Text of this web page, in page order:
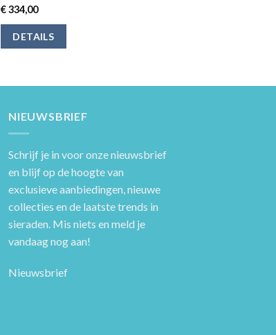
€334,00
DETAILS
NIEUWSBRIEF
Schrijf je in voor onze nieuwsbrief
en blijf op de hoogte van
exclusieve aanbiedingen, nieuwe
collecties en de laatste trends in
sieraden. Mis niets en meld je
vandaag nog aan!
Nieuwsbrief